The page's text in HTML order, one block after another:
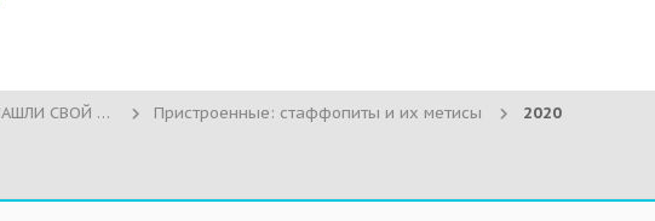
ПРИСТРОЕННЫЕ СОБАКИ: ОНИ НАШЛИ СВОЙ ДОМ! Пристроенные: стаффопиты и их метисы 2020